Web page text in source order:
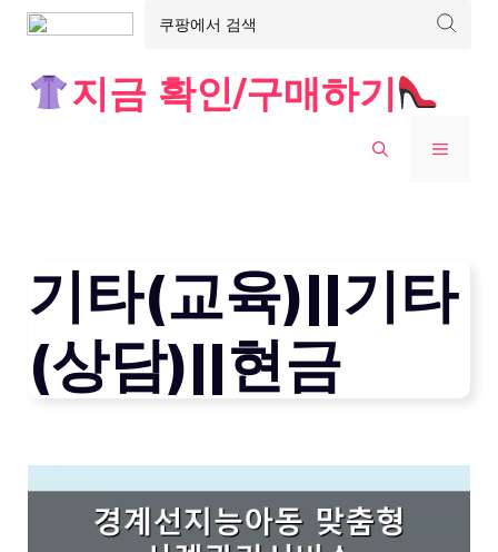
지금 확인/구매하기
MENU
기타(교육)||기타
(상담)||현금